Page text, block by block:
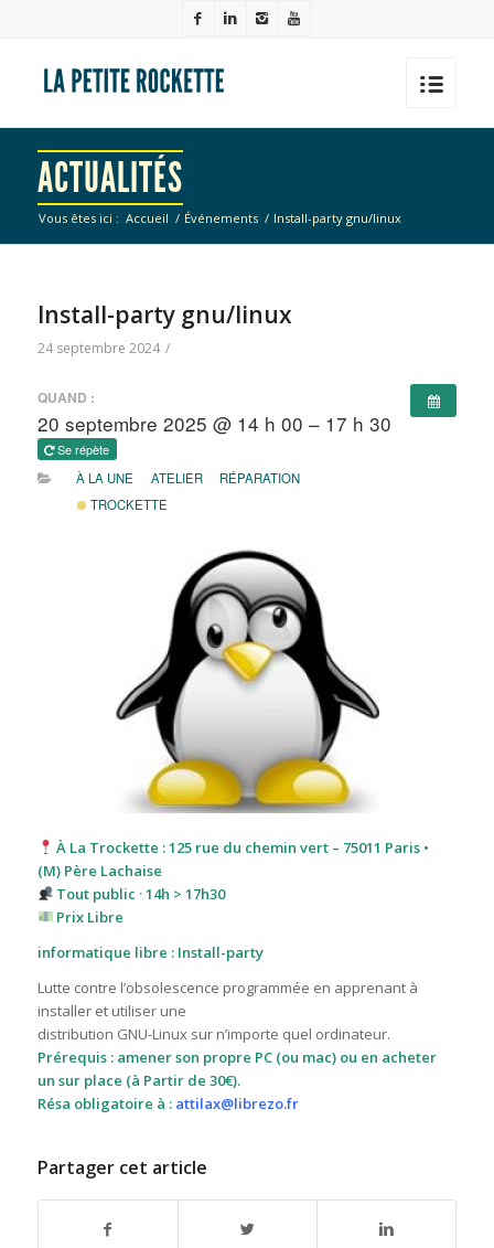
ACTUALITÉS
Vous êtes ici : Accueil / Événements / Install-party gnu/linux
Install-party gnu/linux
24 septembre 2024 /
QUAND :
20 septembre 2025 @ 14 h 00 – 17 h 30
Se répète
À LA UNE
ATELIER
RÉPARATION
TROCKETTE
À La Trockette : 125 rue du chemin vert – 75011 Paris •
(M) Père Lachaise
Tout public · 14h > 17h30
Prix Libre
informatique libre : Install-party
Lutte contre l’obsolescence programmée en apprenant à
installer et utiliser une
distribution GNU-Linux sur n’importe quel ordinateur.
Prérequis : amener son propre PC (ou mac) ou en acheter
un sur place (à Partir de 30€).
Résa obligatoire à : attilax@librezo.fr
Partager cet article